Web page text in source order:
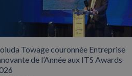
Towage couronnée Entreprise
de l’Année aux ITS Awards